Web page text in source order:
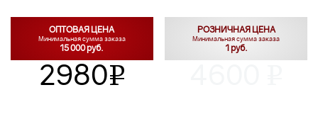
ОПТОВАЯ ЦЕНА
Минимальная сумма заказа
15 000 руб.
2980v
РОЗНИЧНАЯ ЦЕНА
Минимальная сумма заказа
1 руб.